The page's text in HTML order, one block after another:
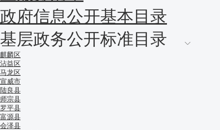
政府信息公开基本目录
基层政务公开标准目录
麒麟区
沾益区
马龙区
宣威市
陆良县
师宗县
罗平县
富源县
会泽县